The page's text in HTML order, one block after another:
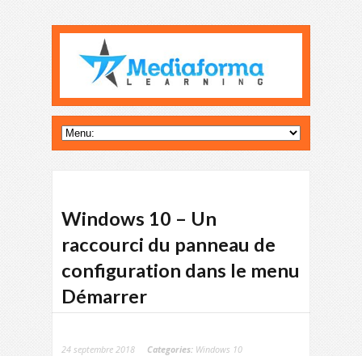
Windows 10 – Un
raccourci du panneau de
configuration dans le menu
Démarrer
24 septembre 2018 Categories: Windows 10